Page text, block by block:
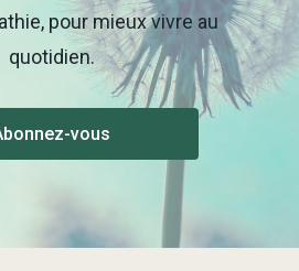
pour mieux vivre au
quotidien.
vous